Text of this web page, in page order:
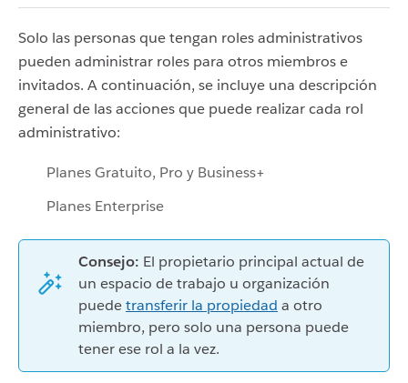
Solo las personas que tengan roles administrativos
pueden administrar roles para otros miembros e
invitados. A continuación, se incluye una descripción
general de las acciones que puede realizar cada rol
administrativo:
Planes Gratuito, Pro y Business+
Planes Enterprise
Consejo: El propietario principal actual de
un espacio de trabajo u organización
puedetransferir la propiedad a otro
miembro, pero solo una persona puede
tener ese rol a la vez.